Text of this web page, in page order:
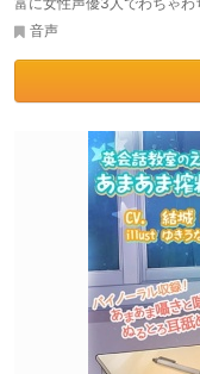
音声